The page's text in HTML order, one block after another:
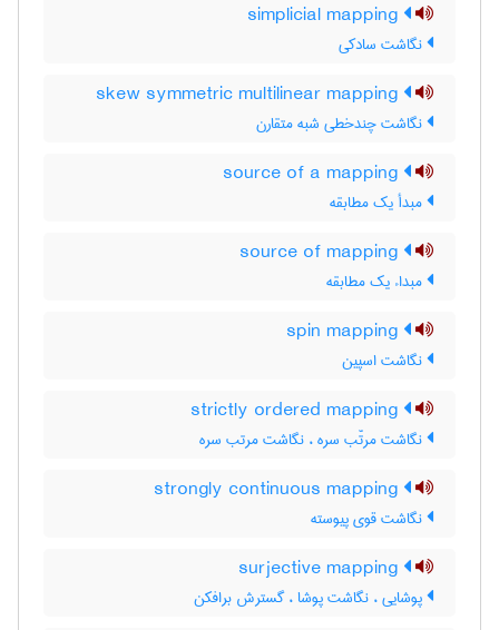
نگاشت سادکی
نگاشت چندخطی شبه متقارن
مبدأ یک مطابقه
مبداء یک مطابقه
نگاشت اسپین
نگاشت مرتّب سره ، نگاشت مرتب سره
نگاشت قوی پیوسته
پوشایی ، نگاشت پوشا ، گسترش برافکن